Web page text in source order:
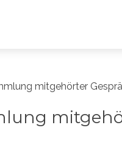
mitgehörter